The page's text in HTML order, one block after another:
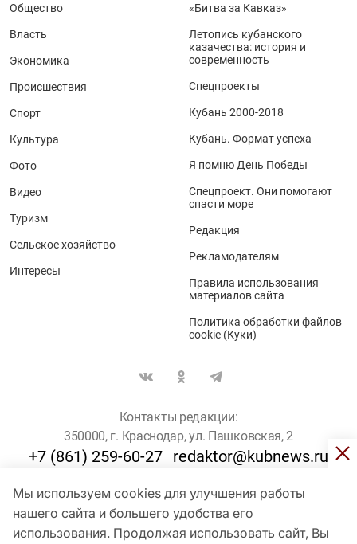
Мы используем cookies для улучшения работы
нашего сайта и большего удобства его
использования. Продолжая использовать сайт, Вы
Общество
Власть
Экономика
Происшествия
Спорт
Культура
Фото
Видео
Туризм
Сельское хозяйство
Интересы
«Битва за Кавказ»
Летопись кубанского
казачества: история и
современность
Спецпроекты
Кубань 2000-2018
Кубань. Формат успеха
Я помню День Победы
Спецпроект. Они помогают
спасти море
Редакция
Рекламодателям
Правила использования
материалов сайта
Политика обработки файлов
cookie (Куки)
Контакты редакции:
350000, г. Краснодар, ул. Пашковская, 2
+7 (861) 259-60-27 redaktor@kubnews.ru
Для пользователей старше 16 лет
© Кубанские Новости, 2017